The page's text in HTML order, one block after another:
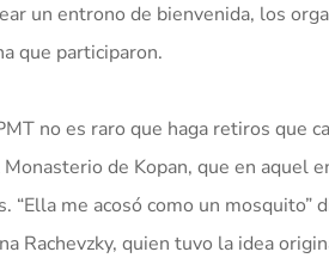
un entrono de bienvenida, los
que participaron.
no es raro que haga retiros que
de Kopan, que en aquel
“Ella me acosó como un
Rachevzky, quien tuvo la idea